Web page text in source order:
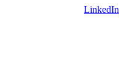
LinkedIn